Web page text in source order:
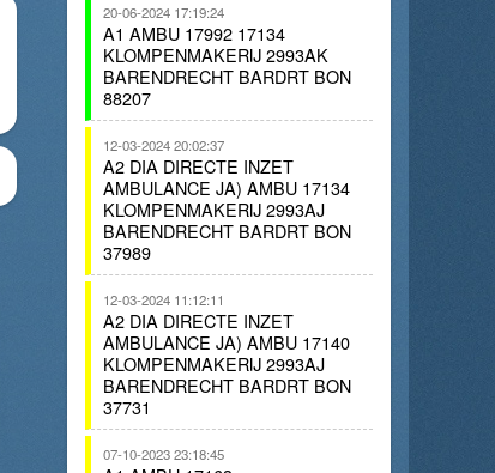
20-06-2024 17:19:24
A1 AMBU 17992 17134
KLOMPENMAKERIJ 2993AK
BARENDRECHT BARDRT BON
88207
12-03-2024 20:02:37
A2 DIA DIRECTE INZET
AMBULANCE JA) AMBU 17134
KLOMPENMAKERIJ 2993AJ
BARENDRECHT BARDRT BON
37989
12-03-2024 11:12:11
A2 DIA DIRECTE INZET
AMBULANCE JA) AMBU 17140
KLOMPENMAKERIJ 2993AJ
BARENDRECHT BARDRT BON
37731
07-10-2023 23:18:45